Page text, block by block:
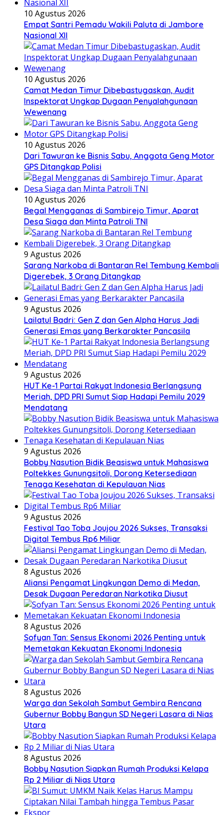
10 Agustus 2026
Empat Santri Pemadu Wakili Paluta di Jambore
Nasional XII
10 Agustus 2026
Camat Medan Timur Dibebastugaskan, Audit
Inspektorat Ungkap Dugaan Penyalahgunaan
Wewenang
10 Agustus 2026
Dari Tawuran ke Bisnis Sabu, Anggota Geng Motor
GPS Ditangkap Polisi
10 Agustus 2026
Begal Mengganas di Sambirejo Timur, Aparat
Desa Siaga dan Minta Patroli TNI
9 Agustus 2026
Sarang Narkoba di Bantaran Rel Tembung Kembali
Digerebek, 3 Orang Ditangkap
9 Agustus 2026
Lailatul Badri: Gen Z dan Gen Alpha Harus Jadi
Generasi Emas yang Berkarakter Pancasila
9 Agustus 2026
HUT Ke-1 Partai Rakyat Indonesia Berlangsung
Meriah, DPD PRI Sumut Siap Hadapi Pemilu 2029
Mendatang
9 Agustus 2026
Bobby Nasution Bidik Beasiswa untuk Mahasiswa
Poltekkes Gunungsitoli, Dorong Ketersediaan
Tenaga Kesehatan di Kepulauan Nias
9 Agustus 2026
Festival Tao Toba Joujou 2026 Sukses, Transaksi
Digital Tembus Rp6 Miliar
8 Agustus 2026
Aliansi Pengamat Lingkungan Demo di Medan,
Desak Dugaan Peredaran Narkotika Diusut
8 Agustus 2026
Sofyan Tan: Sensus Ekonomi 2026 Penting untuk
Memetakan Kekuatan Ekonomi Indonesia
8 Agustus 2026
Warga dan Sekolah Sambut Gembira Rencana
Gubernur Bobby Bangun SD Negeri Lasara di Nias
Utara
8 Agustus 2026
Bobby Nasution Siapkan Rumah Produksi Kelapa
Rp 2 Miliar di Nias Utara